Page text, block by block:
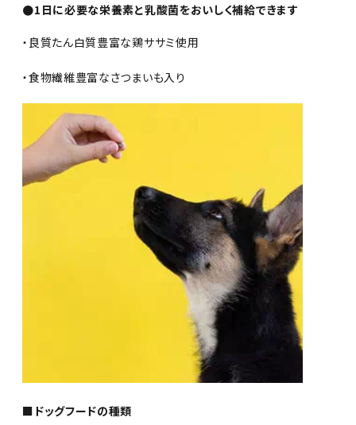
●1日に必要な栄養素と乳酸菌をおいしく補給できます
・良質たん白質豊富な鶏ササミ使用
・食物繊維豊富なさつまいも入り
■ドッグフードの種類